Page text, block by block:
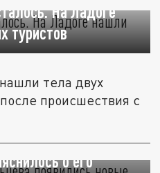
На Ладоге
туристов
тела двух
происшествия с
появились
о его